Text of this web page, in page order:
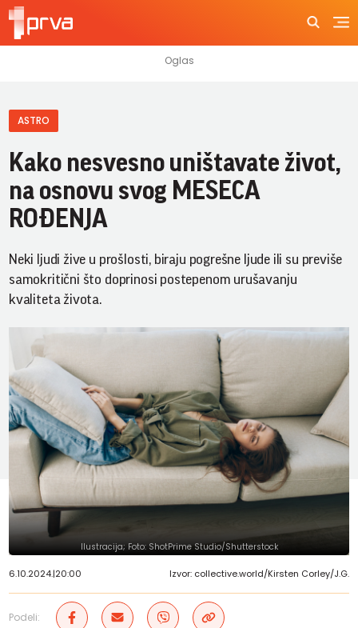
ASTRO
Kako nesvesno uništavate život,
na osnovu svog MESECA
ROĐENJA
Neki ljudi žive u prošlosti, biraju pogrešne ljude ili su previše
samokritični što doprinosi postepenom urušavanju
kvaliteta života.
Ilustracija; Foto: ShotPrime Studio/Shutterstock
6.10.2024.|20:00 Izvor: collective.world/Kirsten Corley/J.G.
Podeli: